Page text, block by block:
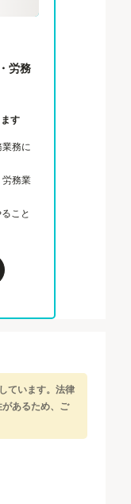
労務
す
務に
務業
こと
ています。法律
あるため、ご